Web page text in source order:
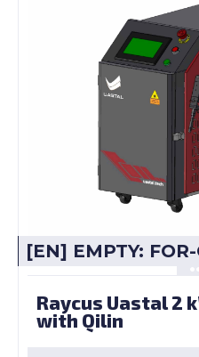
[EN] EMPTY:
Raycus Uastal 2
with Qilin